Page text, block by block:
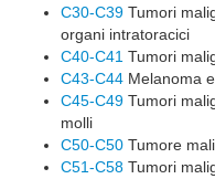
C30-C39 Tumori
organi intratoracici
C40-C41 Tumori
C43-C44 Melanoma
C45-C49 Tumori
molli
C50-C50 Tumore
C51-C58 Tumori